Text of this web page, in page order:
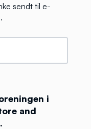
sendt til e-
i
and